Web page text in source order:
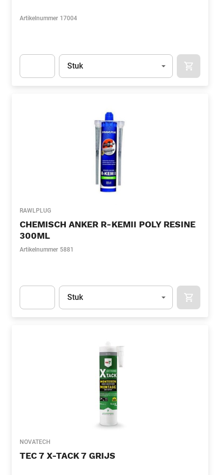
Artikelnummer 17004
Eenheid
Stuk
RAWLPLUG
CHEMISCH ANKER R-KEMII POLY RESINE
300ML
Artikelnummer 5881
Eenheid
Stuk
NOVATECH
TEC 7 X-TACK 7 GRIJS